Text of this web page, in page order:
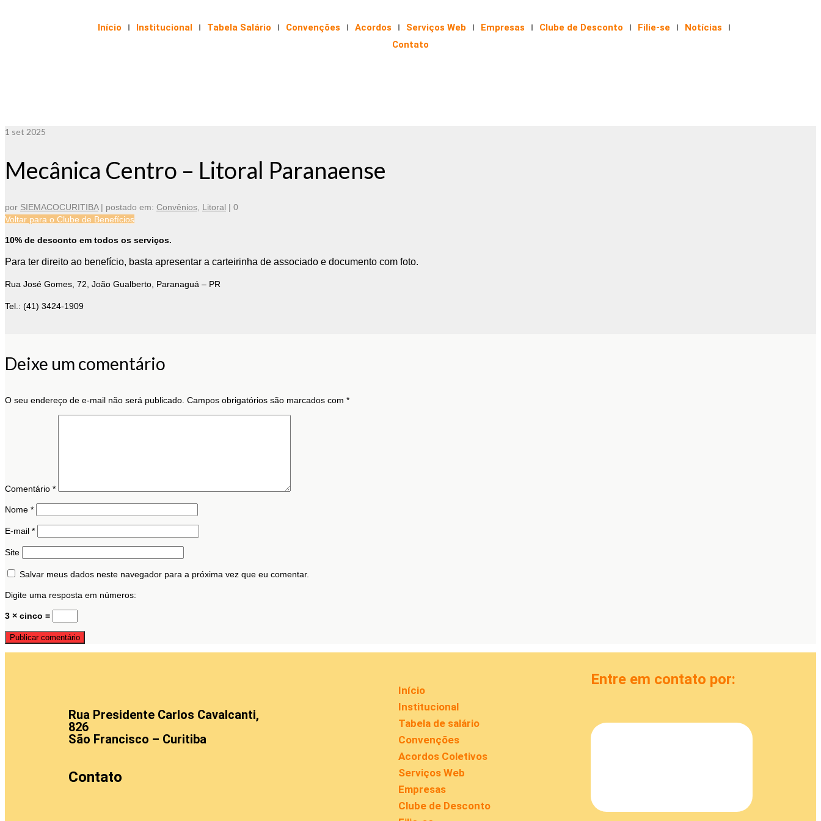
Início Institucional Tabela Salário Convenções Acordos Serviços Web Empresas Clube de Desconto Filie-se
Notícias
Contato
1 set 2025
Mecânica Centro – Litoral Paranaense
por SIEMACOCURITIBA| postado em: Convênios Litoral | 0
Voltar para o Clube de Benefícios
10% de desconto em todos os serviços.
Para ter direito ao benefício, basta apresentar a carteirinha de associado e documento com foto.
Rua José Gomes, 72, João Gualberto, Paranaguá – PR
Tel.: (41) 3424-1909
Deixe um comentário
O seu endereço de e-mail não será publicado. Campos obrigatórios são marcados com *
Comentário *
Nome *
E-mail *
Site
Salvar meus dados neste navegador para a próxima vez que eu comentar.
Digite uma resposta em números:
3 × cinco =
Rua Presidente Carlos Cavalcanti,
826
São Francisco – Curitiba
Contato
Início
Institucional
Tabela de salário
Convenções
Acordos Coletivos
Serviços Web
Empresas
Clube de Desconto
Entre em contato por: